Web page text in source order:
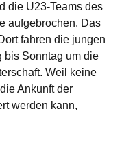
die U23-Teams des
aufgebrochen. Das
fahren die jungen
bis Sonntag um die
Weil keine
Ankunft der
werden kann,